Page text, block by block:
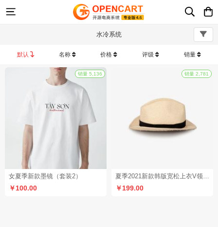
水冷系统
默认 名称 价格 评级 销量
女夏季新款墨镜（套装2）
￥100.00
夏季2021新款韩版宽松上衣V领心机锁骨设计感小众条纹短袖T恤女
￥199.00